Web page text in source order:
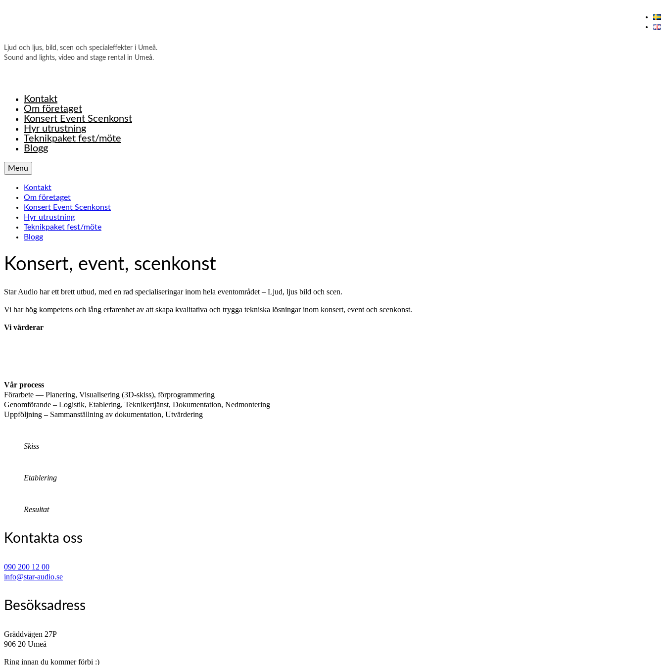
Ljud och ljus, bild, scen och specialeffekter i Umeå.
Sound and lights, video and stage rental in Umeå.
Kontakt
Om företaget
Konsert Event Scenkonst
Hyr utrustning
Teknikpaket fest/möte
Blogg
Menu
Kontakt
Om företaget
Konsert Event Scenkonst
Hyr utrustning
Teknikpaket fest/möte
Blogg
Konsert, event, scenkonst
Star Audio har ett brett utbud, med en rad specialiseringar inom hela eventområdet – Ljud, ljus bild och scen.
Vi har hög kompetens och lång erfarenhet av att skapa kvalitativa och trygga tekniska lösningar inom konsert, event och scenkonst.
Vi värderar
Vår process
Förarbete — Planering, Visualisering (3D-skiss), förprogrammering
Genomförande – Logistik, Etablering, Teknikertjänst, Dokumentation, Nedmontering
Uppföljning – Sammanställning av dokumentation, Utvärdering
Skiss
Etablering
Resultat
Kontakta oss
090 200 12 00
info@star-audio.se
Besöksadress
Gräddvägen 27P
906 20 Umeå
Ring innan du kommer förbi :)